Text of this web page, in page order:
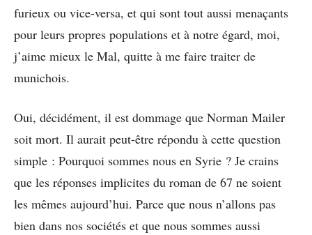
furieux ou vice-versa, et qui sont tout aussi menaçants
pour leurs propres populations et à notre égard, moi,
j’aime mieux le Mal, quitte à me faire traiter de
munichois.
Oui, décidément, il est dommage que Norman Mailer
soit mort. Il aurait peut-être répondu à cette question
simple : Pourquoi sommes nous en Syrie ? Je crains
que les réponses implicites du roman de 67 ne soient
les mêmes aujourd’hui. Parce que nous n’allons pas
bien dans nos sociétés et que nous sommes aussi